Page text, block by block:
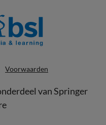
Voorwaarden
vanSpringer